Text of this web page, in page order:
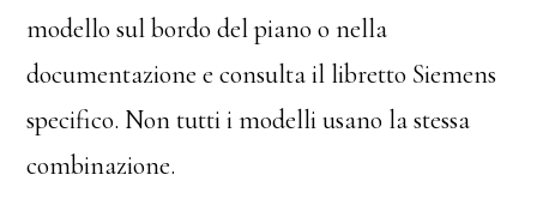
modello sul bordo del piano o nella
documentazione e consulta il libretto Siemens
specifico. Non tutti i modelli usano la stessa
combinazione.